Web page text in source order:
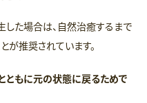
した場合は、自然治癒するまで
推奨されています。
ともに元の状態に戻るためで